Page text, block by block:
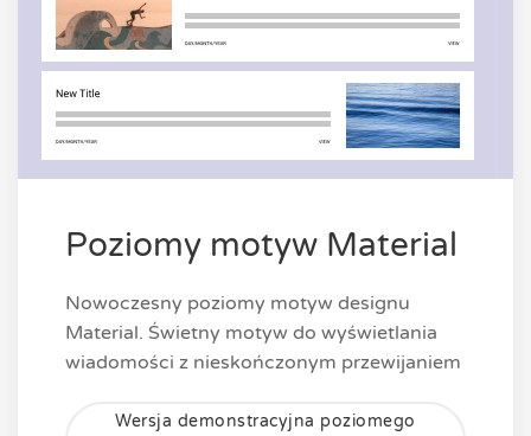
Poziomy motyw Material
Nowoczesny poziomy motyw designu
Material. Świetny motyw do wyświetlania
wiadomości z nieskończonym przewijaniem
Wersja demonstracyjna poziomego